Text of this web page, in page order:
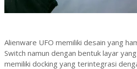
Alienware UFO memiliki desain yang
Switch namun dengan bentuk layar
memiliki docking yang terintegrasi